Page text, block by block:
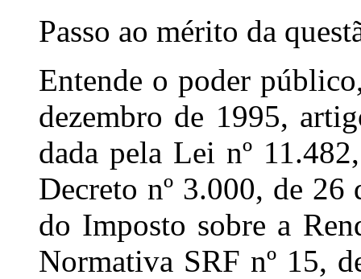
Passo ao mérito da
Entende o poder
dezembro de 1995,
dada pela Lei nº
Decreto nº 3.000, de
do Imposto sobre a
Normativa SRF nº 15,